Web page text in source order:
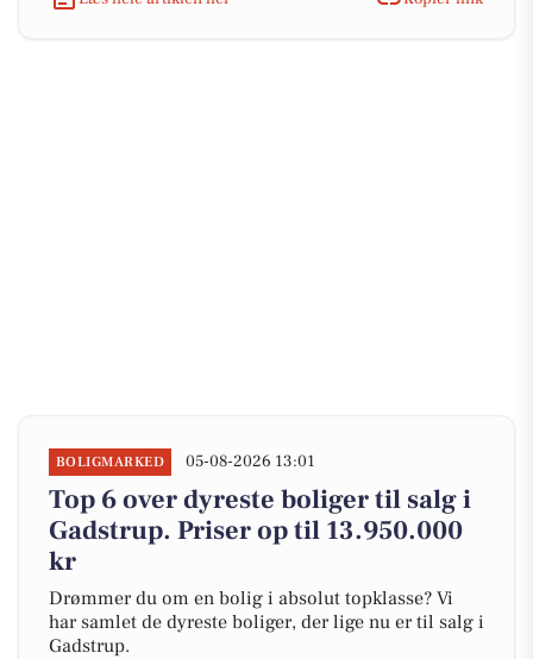
BOLIGMARKED 05-08-2026 13:01
Top 6 over dyreste boliger til salg i
Gadstrup. Priser op til 13.950.000
kr
Drømmer du om en bolig i absolut topklasse? Vi
har samlet de dyreste boliger, der lige nu er til salg i
Gadstrup.